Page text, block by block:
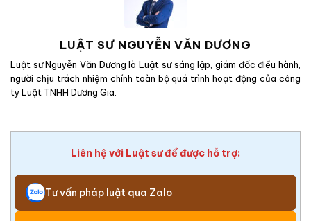
LUẬT SƯ NGUYỄN VĂN DƯƠNG
Luật sư Nguyễn Văn Dương là Luật sư sáng lập, giám đốc điều hành,
người chịu trách nhiệm chính toàn bộ quá trình hoạt động của công
ty Luật TNHH Dương Gia.
Liên hệ với Luật sư để được hỗ trợ:
Tư vấn pháp luật qua Zalo